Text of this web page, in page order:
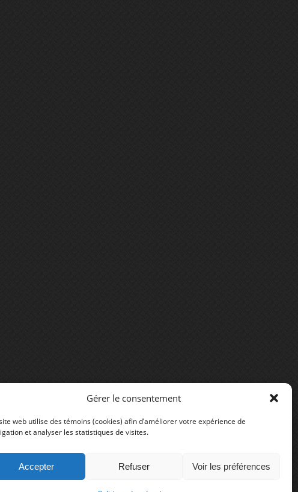
Gérer le consentement
web utilise des témoins (cookies) afin d’améliorer votre expérience de
et analyser les statistiques de visites.
Accepter Refuser Voir les préférences